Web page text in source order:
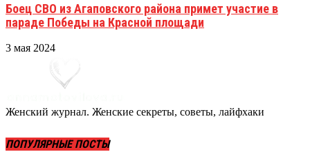
Боец СВО из Агаповского района примет участие в
параде Победы на Красной площади
3 мая 2024
Женский журнал. Женские секреты, советы, лайфхаки
ПОПУЛЯРНЫЕ ПОСТЫ